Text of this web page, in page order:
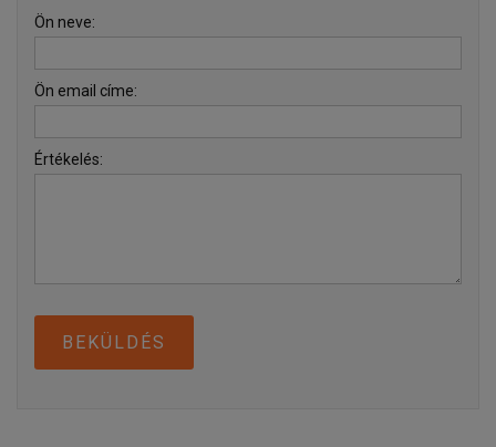
Ön neve:
Ön email címe:
Értékelés:
BEKÜLDÉS